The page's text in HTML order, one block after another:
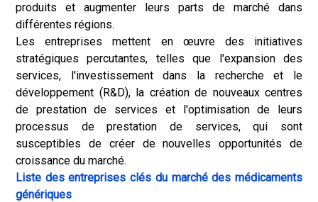
produits et augmenter leurs parts de marché dans
différentes régions.
Les entreprises mettent en œuvre des initiatives
stratégiques percutantes, telles que l'expansion des
services, l'investissement dans la recherche et le
développement (R&D), la création de nouveaux centres
de prestation de services et l'optimisation de leurs
processus de prestation de services, qui sont
susceptibles de créer de nouvelles opportunités de
croissance du marché.
Liste des entreprises clés du marché des médicaments
génériques